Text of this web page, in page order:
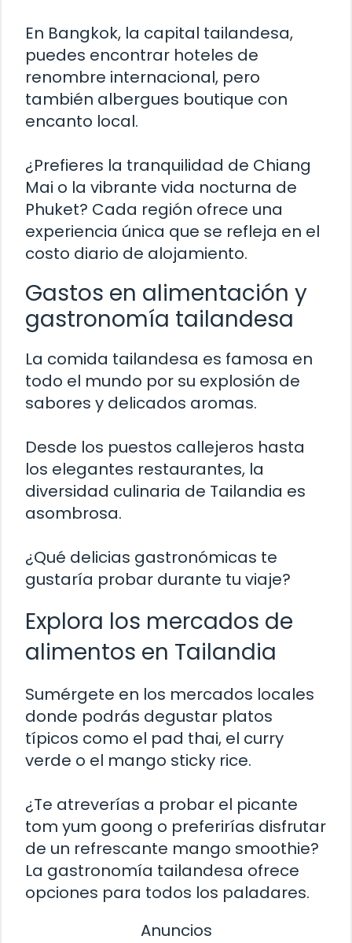
En Bangkok, la capital tailandesa,
puedes encontrar hoteles de
renombre internacional, pero
también albergues boutique con
encanto local.
¿Prefieres la tranquilidad de Chiang
Mai o la vibrante vida nocturna de
Phuket? Cada región ofrece una
experiencia única que se refleja en el
costo diario de alojamiento.
Gastos en alimentación y
gastronomía tailandesa
La comida tailandesa es famosa en
todo el mundo por su explosión de
sabores y delicados aromas.
Desde los puestos callejeros hasta
los elegantes restaurantes, la
diversidad culinaria de Tailandia es
asombrosa.
¿Qué delicias gastronómicas te
gustaría probar durante tu viaje?
Explora los mercados de
alimentos en Tailandia
Sumérgete en los mercados locales
donde podrás degustar platos
típicos como el pad thai, el curry
verde o el mango sticky rice.
¿Te atreverías a probar el picante
tom yum goong o preferirías disfrutar
de un refrescante mango smoothie?
La gastronomía tailandesa ofrece
opciones para todos los paladares.
Anuncios